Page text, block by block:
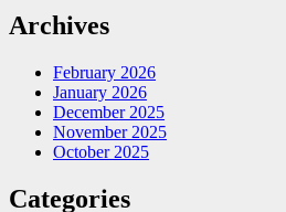
Archives
February 2026
January 2026
December 2025
November 2025
October 2025
Categories